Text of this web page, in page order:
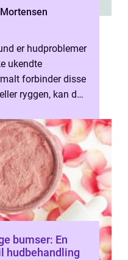
er hudproblemer
ukendte
forbinder disse
ryggen, kan de
bumser: En
hudbehandling